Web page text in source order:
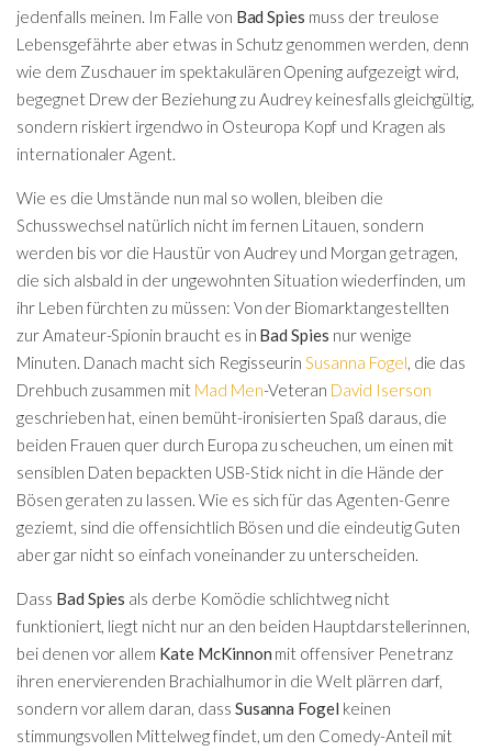
jedenfalls meinen. Im Falle von Bad Spies muss der treulose
Lebensgefährte aber etwas in Schutz genommen werden, denn
wie dem Zuschauer im spektakulären Opening aufgezeigt wird,
begegnet Drew der Beziehung zu Audrey keinesfalls gleichgültig,
sondern riskiert irgendwo in Osteuropa Kopf und Kragen als
internationaler Agent.
Wie es die Umstände nun mal so wollen, bleiben die
Schusswechsel natürlich nicht im fernen Litauen, sondern
werden bis vor die Haustür von Audrey und Morgan getragen,
die sich alsbald in der ungewohnten Situation wiederfinden, um
ihr Leben fürchten zu müssen: Von der Biomarktangestellten
zur Amateur-Spionin braucht es in Bad Spies nur wenige
Minuten. Danach macht sich Regisseurin Susanna Fogel , die das
Drehbuch zusammen mit Mad Men-Veteran David Iserson
geschrieben hat, einen bemüht-ironisierten Spaß daraus, die
beiden Frauen quer durch Europa zu scheuchen, um einen mit
sensiblen Daten bepackten USB-Stick nicht in die Hände der
Bösen geraten zu lassen. Wie es sich für das Agenten-Genre
geziemt, sind die offensichtlich Bösen und die eindeutig Guten
aber gar nicht so einfach voneinander zu unterscheiden.
Dass Bad Spies als derbe Komödie schlichtweg nicht
funktioniert, liegt nicht nur an den beiden Hauptdarstellerinnen,
bei denen vor allem Kate McKinnon mit offensiver Penetranz
ihren enervierenden Brachialhumor in die Welt plärren darf,
sondern vor allem daran, dass Susanna Fogel keinen
stimmungsvollen Mittelweg findet, um den Comedy-Anteil mit